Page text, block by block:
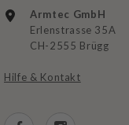
Armtec GmbH
Erlenstrasse 35A
CH-2555 Brügg
Hilfe & Kontakt